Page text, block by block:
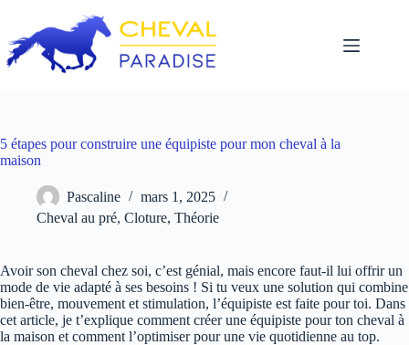
contenu
5 étapes pour construire une équipiste pour mon cheval à la
maison
Pascaline
mars 1, 2025
Cheval au pré, Cloture, Théorie
Avoir son cheval chez soi, c’est génial, mais encore faut-il lui offrir un
mode de vie adapté à ses besoins ! Si tu veux une solution qui combine
bien-être, mouvement et stimulation, l’équipiste est faite pour toi. Dans
cet article, je t’explique comment créer une équipiste pour ton cheval à
la maison et comment l’optimiser pour une vie quotidienne au top.